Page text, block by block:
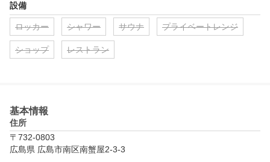
設備
ロッカー シャワー サウナ プライベートレンジ
ショップ レストラン
基本情報
住所
〒732-0803
広島県 広島市南区南蟹屋2-3-3